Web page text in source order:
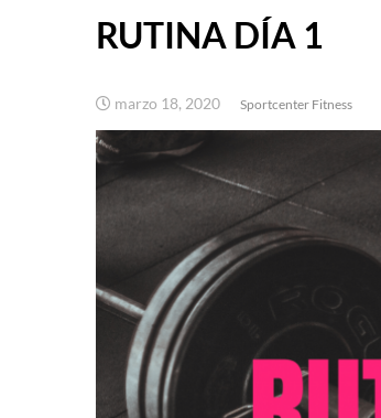
RUTINA DÍA 1
marzo 18, 2020 Sportcenter Fitness